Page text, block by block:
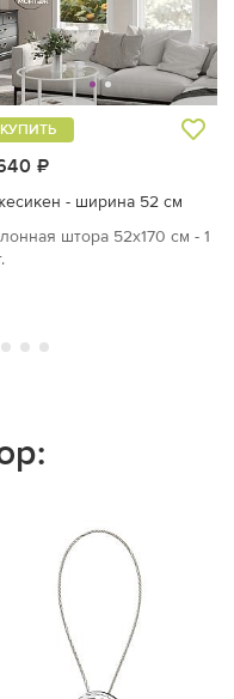
₽
КУПИТЬ
- ширина 52 см
штора 52х170 см - 1